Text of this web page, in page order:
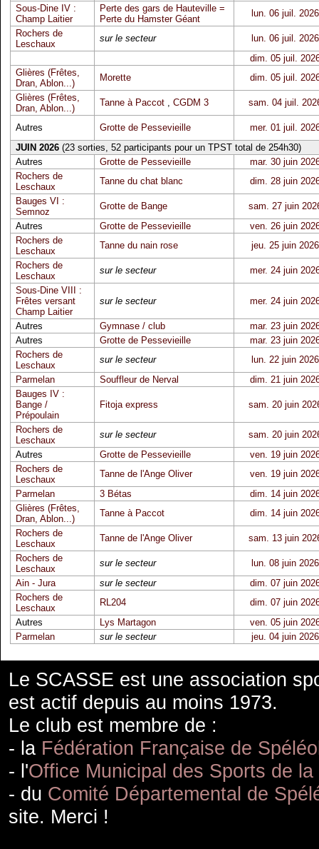
Sous-Dine IV :
Champ Laitier
Perte des gars de Hauteville =
Perte du Hamster Géant
lun. 06 juil. 2026
Rochers de
Leschaux
sur le secteur
lun. 06 juil. 2026
dim. 05 juil.
Glières (Frêtes,
Dran, Ablon...)
Morette
dim. 05 juil.
Glières (Frêtes,
Dran, Ablon...)
Tanne à Paccot, CGDM 3 sam. 04 juil.
Autres Grotte de Pessevieille
mer. 01 juil.
JUIN 2026(23 sorties, 52 participants pour un TPST total de 254h30)
Autres
Grotte de Pessevieille
mar. 30 juin
Rochers de
Leschaux
Tanne du chat blanc
dim. 28 juin
Bauges VI :
Semnoz
Grotte de Bange
sam. 27 juin
Autres
Grotte de Pessevieille
ven. 26 juin
Rochers de
Leschaux
Tanne du nain rose
jeu. 25 juin 2026
Rochers de
Leschaux
sur le secteur
mer. 24 juin
Sous-Dine VIII :
Frêtes versant
Champ Laitier
sur le secteur mer. 24 juin
Autres Gymnase / club
mar. 23 juin
Autres
Grotte de Pessevieille
mar. 23 juin
Rochers de
Leschaux
sur le secteur
lun. 22 juin 2026
Parmelan
Souffleur de Nerval
dim. 21 juin
Bauges IV :
Bange /
Prépoulain
Fitoja express sam. 20 juin
Rochers de
Leschaux
sur le secteur
sam. 20 juin
Autres
Grotte de Pessevieille
ven. 19 juin
Rochers de
Leschaux
Tanne de l'Ange Oliver
ven. 19 juin
Parmelan
3 Bétas
dim. 14 juin
Glières (Frêtes,
Dran, Ablon...)
Tanne à Paccot
dim. 14 juin
Rochers de
Leschaux
Tanne de l'Ange Oliver
sam. 13 juin
Rochers de
Leschaux
sur le secteur
lun. 08 juin 2026
Ain - Jura
sur le secteur
dim. 07 juin
Rochers de
Leschaux
RL204
dim. 07 juin
Autres
Lys Martagon
ven. 05 juin
Parmelan
sur le secteur jeu. 04 juin 2026
Le SCASSE est une association
est actif depuis au moins 1973.
Le club est membre de :
- la Fédération Française de
- l'Office Municipal des Sports de
- du Comité Départemental de
site. Merci !